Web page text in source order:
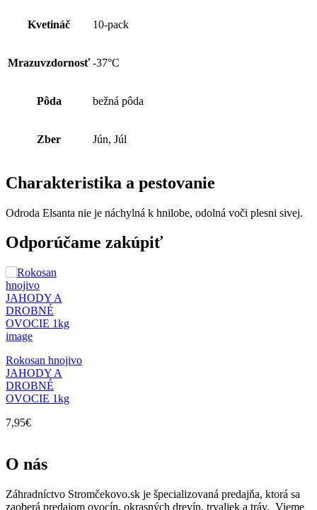
Kvetináč 10-pack
Mrazuvzdornosť -37°C
Pôda bežná pôda
Zber Jún, Júl
Charakteristika a pestovanie
Odroda Elsanta nie je náchylná k hnilobe, odolná voči plesni sivej.
Odporúčame zakúpiť
Rokosan hnojivo
JAHODY A
DROBNÉ
OVOCIE 1kg
7,95€
O nás
Záhradníctvo Stromčekovo.sk je špecializovaná predajňa, ktorá sa
zaoberá predajom ovocín, okrasných drevín, trvaliek a tráv. Vieme